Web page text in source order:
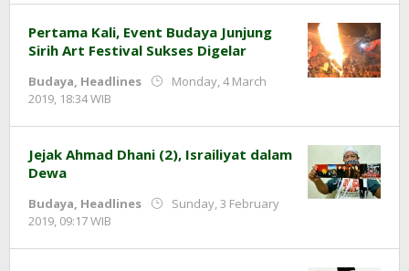
Prawiranegara
Pertama Kali, Event Budaya Junjung
Sirih Art Festival Sukses Digelar
Budaya, Headlines
Monday, 4 March
2019, 18:34 WIB
Prawiranegara
Jejak Ahmad Dhani (2), Israiliyat dalam
Dewa
Budaya, Headlines
Sunday, 3 February
2019, 09:17 WIB
Prawiranegara